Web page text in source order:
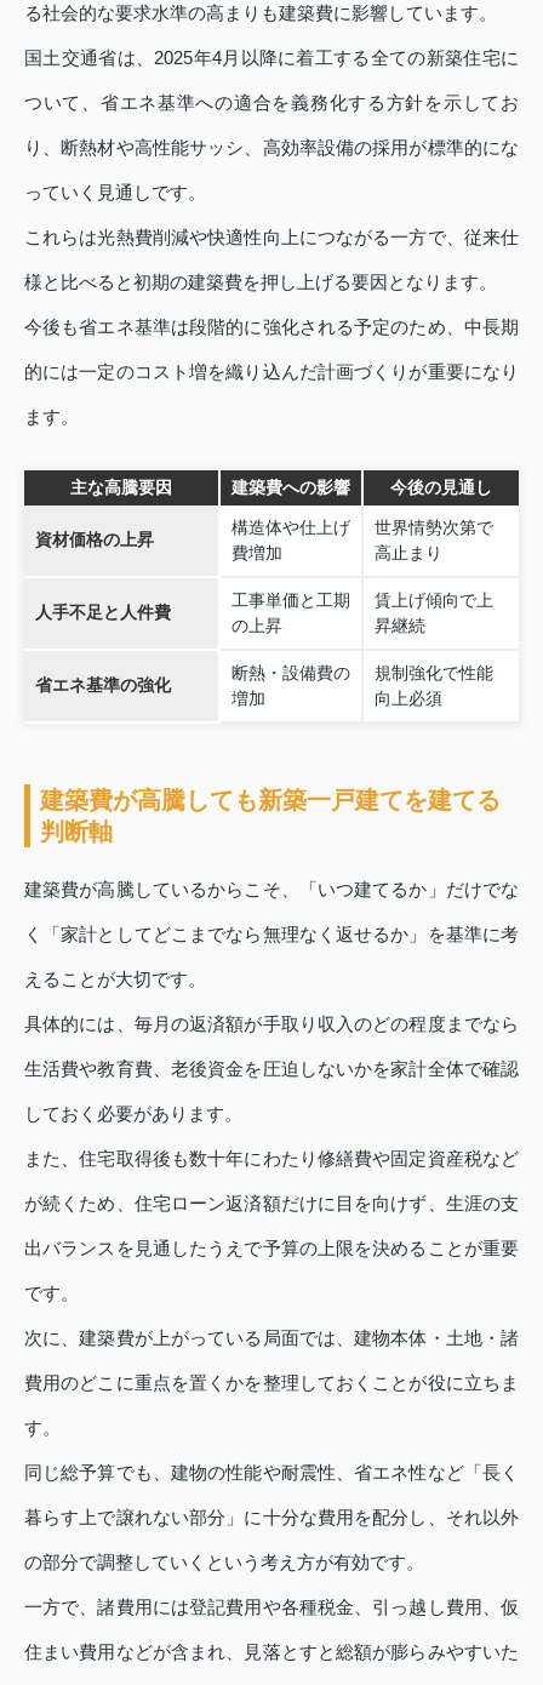
る社会的な要求水準の高まりも建築費に影響しています。
国土交通省は、2025年4月以降に着工する全ての新築住宅に
ついて、省エネ基準への適合を義務化する方針を示してお
り、断熱材や高性能サッシ、高効率設備の採用が標準的にな
っていく見通しです。
これらは光熱費削減や快適性向上につながる一方で、従来仕
様と比べると初期の建築費を押し上げる要因となります。
今後も省エネ基準は段階的に強化される予定のため、中長期
的には一定のコスト増を織り込んだ計画づくりが重要になり
ます。
主な高騰要因 建築費への影響 今後の見通し
資材価格の上昇
構造体や仕上げ
費増加
世界情勢次第で
高止まり
人手不足と人件費
工事単価と工期
の上昇
賃上げ傾向で上
昇継続
省エネ基準の強化
断熱・設備費の
増加
規制強化で性能
向上必須
建築費が高騰しても新築一戸建てを建てる
判断軸
建築費が高騰しているからこそ、「いつ建てるか」だけでな
く「家計としてどこまでなら無理なく返せるか」を基準に考
えることが大切です。
具体的には、毎月の返済額が手取り収入のどの程度までなら
生活費や教育費、老後資金を圧迫しないかを家計全体で確認
しておく必要があります。
また、住宅取得後も数十年にわたり修繕費や固定資産税など
が続くため、住宅ローン返済額だけに目を向けず、生涯の支
出バランスを見通したうえで予算の上限を決めることが重要
です。
次に、建築費が上がっている局面では、建物本体・土地・諸
費用のどこに重点を置くかを整理しておくことが役に立ちま
す。
同じ総予算でも、建物の性能や耐震性、省エネ性など「長く
暮らす上で譲れない部分」に十分な費用を配分し、それ以外
の部分で調整していくという考え方が有効です。
一方で、諸費用には登記費用や各種税金、引っ越し費用、仮
住まい費用などが含まれ、見落とすと総額が膨らみやすいた